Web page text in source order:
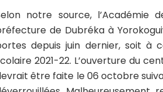
notre source, l’Académie
de Dubréka à
depuis juin dernier, soit à
2021-22. L’ouverture du
être faite le 06 octobre